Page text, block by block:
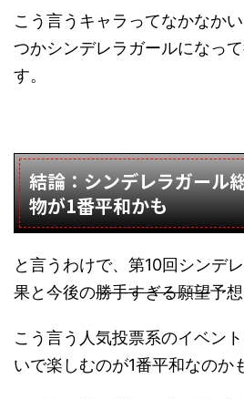
こう言うキャラってなかなか
つかシンデレラガールになっ
す。
結論：シンデレラガール
物が1番平和かも
と言うわけで、第10回シンデ
果と今後の勝手すぎる願望予
こう言う人気投票系のイベン
いで楽しむのが1番平和なのか